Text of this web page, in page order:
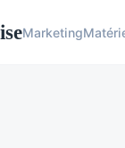
Marketing